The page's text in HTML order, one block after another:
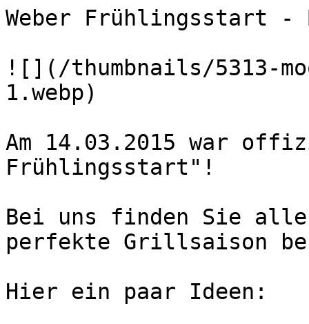
Weber
![](/thumbnails/5313-
1.webp)
Am 14.03.2015 war
Frühlingsstart"!
Bei uns finden Sie
perfekte Grillsaison
Hier ein paar Ideen: